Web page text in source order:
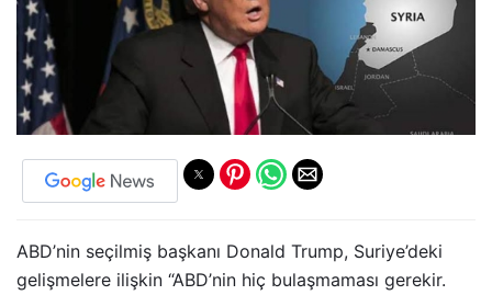
ABD’nin seçilmiş başkanı Donald Trump, Suriye’deki
gelişmelere ilişkin “ABD’nin hiç bulaşmaması gerekir.